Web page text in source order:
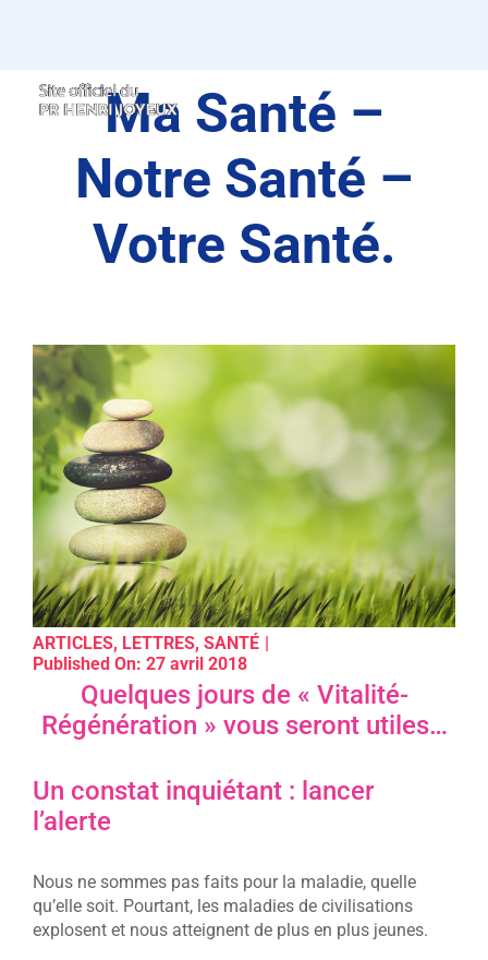
Ma Santé –
Notre Santé –
Votre Santé.
ARTICLES, LETTRES, SANTÉ |
Published On: 27 avril 2018
Quelques jours de « Vitalité-
Régénération » vous seront utiles…
Un constat inquiétant : lancer
l’alerte
Nous ne sommes pas faits pour la maladie, quelle
qu’elle soit. Pourtant, les maladies de civilisations
explosent et nous atteignent de plus en plus jeunes.